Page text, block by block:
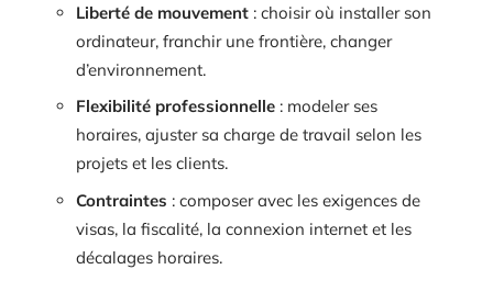
Liberté de mouvement : choisir où installer son
ordinateur, franchir une frontière, changer
d’environnement.
Flexibilité professionnelle : modeler ses
horaires, ajuster sa charge de travail selon les
projets et les clients.
Contraintes : composer avec les exigences de
visas, la fiscalité, la connexion internet et les
décalages horaires.